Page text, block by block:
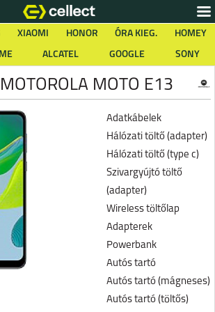
XIAOMI HONOR ÓRA KIEG.
HOMEY
ALCATEL GOOGLE SONY
MOTO E13
Adatkábelek
Hálózati töltő (adapter)
Hálózati töltő (type c)
Szivargyújtó töltő
(adapter)
Wireless töltőlap
Adapterek
Powerbank
Autós tartó
Autós tartó (mágneses)
Autós tartó (töltős)